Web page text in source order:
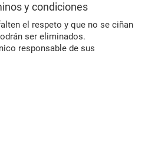
y condiciones
el respeto y que no se ciñan
ser eliminados.
responsable de sus